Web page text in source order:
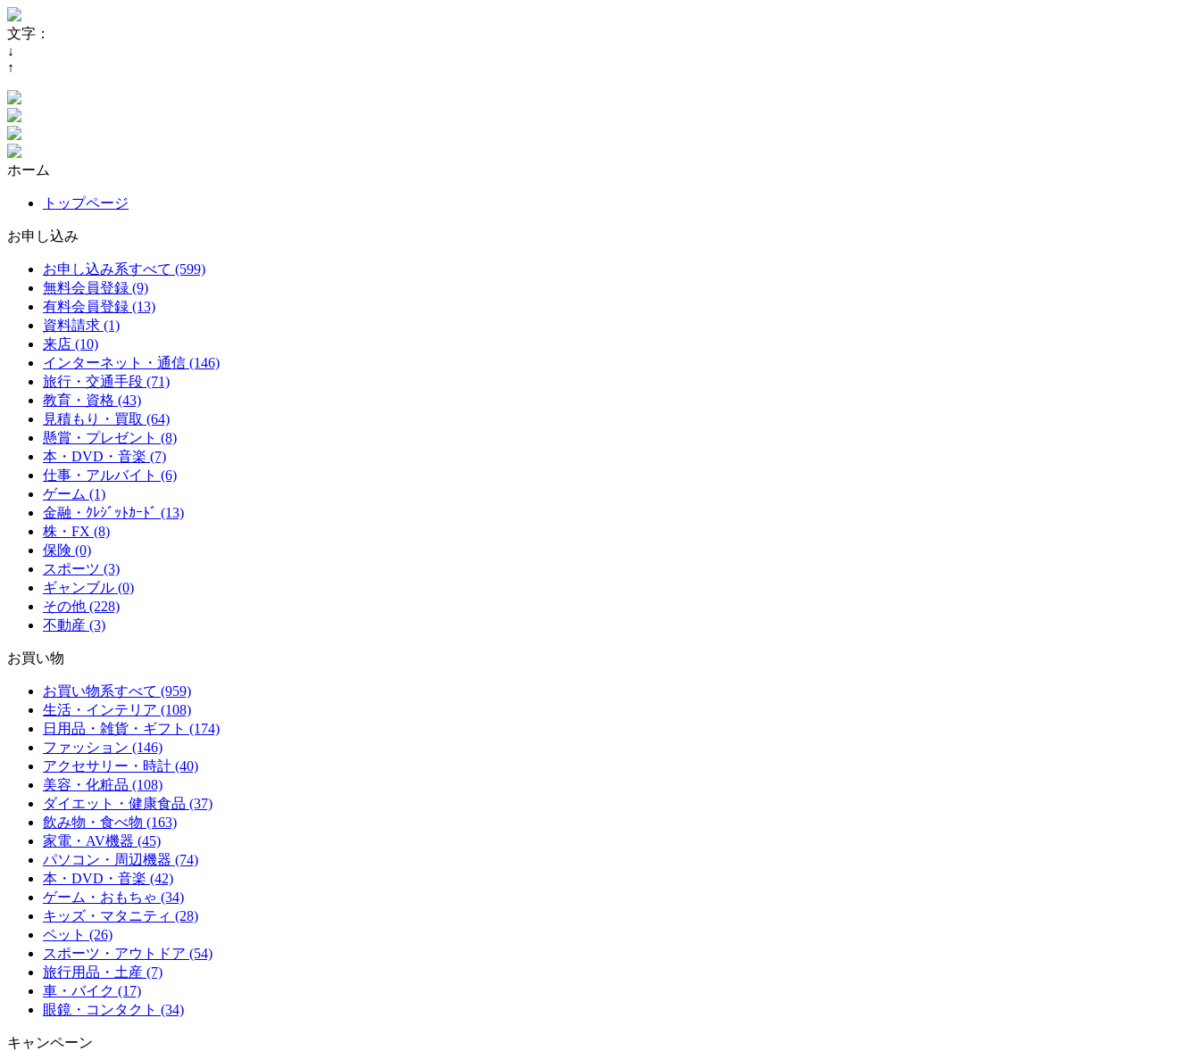
文字：
↓
↑
ホーム
トップページ
お申し込み
お申し込み系すべて (599)
無料会員登録 (9)
有料会員登録 (13)
資料請求 (1)
来店 (10)
インターネット・通信 (146)
旅行・交通手段 (71)
教育・資格 (43)
見積もり・買取 (64)
懸賞・プレゼント (8)
本・DVD・音楽 (7)
仕事・アルバイト (6)
ゲーム (1)
金融・ｸﾚｼﾞｯﾄｶｰﾄﾞ (13)
株・FX (8)
保険 (0)
スポーツ (3)
ギャンブル (0)
その他 (228)
不動産 (3)
お買い物
お買い物系すべて (959)
生活・インテリア (108)
日用品・雑貨・ギフト (174)
ファッション (146)
アクセサリー・時計 (40)
美容・化粧品 (108)
ダイエット・健康食品 (37)
飲み物・食べ物 (163)
家電・AV機器 (45)
パソコン・周辺機器 (74)
本・DVD・音楽 (42)
ゲーム・おもちゃ (34)
キッズ・マタニティ (28)
ペット (26)
スポーツ・アウトドア (54)
旅行用品・土産 (7)
車・バイク (17)
眼鏡・コンタクト (34)
キャンペーン